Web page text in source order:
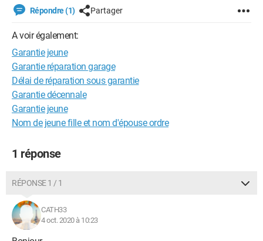
Répondre (1) Partager
A voir également:
Garantie jeune
Garantie réparation garage
Délai de réparation sous garantie
Garantie décennale
Garantie jeune
Nom de jeune fille et nom d'épouse ordre
1 réponse
RÉPONSE 1 / 1
CATH33
4 oct. 2020 à 10:23